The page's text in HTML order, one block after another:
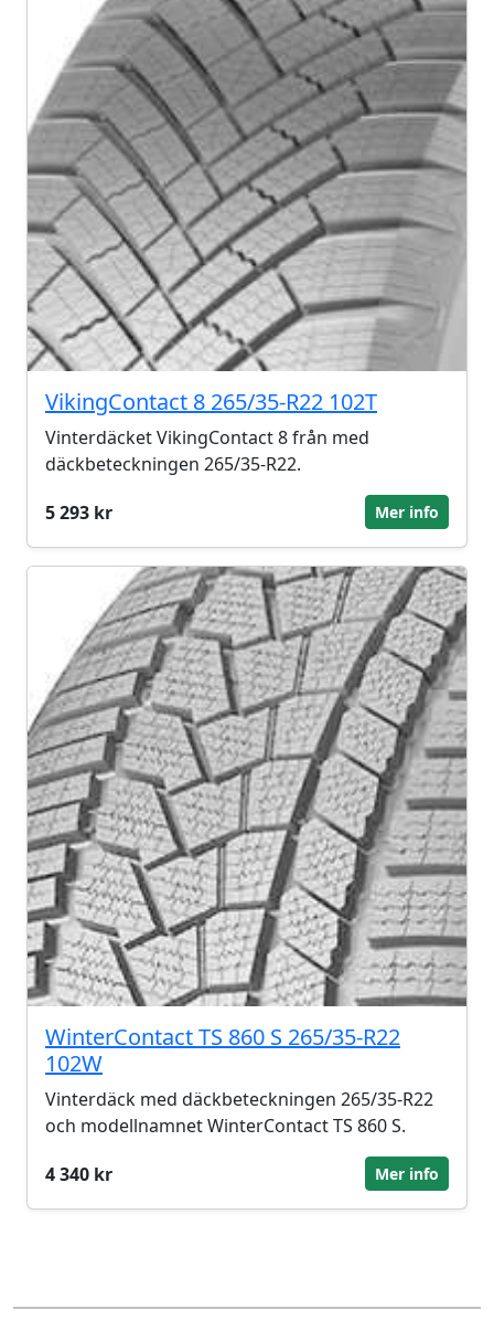
VikingContact 8 265/35-R22 102T
Vinterdäcket VikingContact 8 från med
däckbeteckningen 265/35-R22.
5 293 kr
Mer info
WinterContact TS 860 S 265/35-R22
102W
Vinterdäck med däckbeteckningen 265/35-R22
och modellnamnet WinterContact TS 860 S.
4 340 kr
Mer info